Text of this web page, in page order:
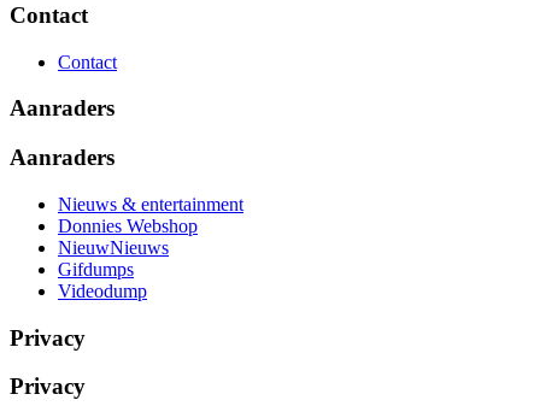
Contact
Contact
Aanraders
Aanraders
Nieuws & entertainment
Donnies Webshop
NieuwNieuws
Gifdumps
Videodump
Privacy
Privacy